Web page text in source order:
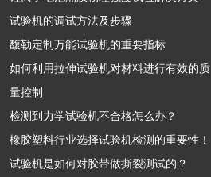
试验机的调试方法及步骤
馥勒定制万能试验机的重要指标
如何利用拉伸试验机对材料进行有效的质
量控制
检测到力学试验机不合格怎么办？
橡胶塑料行业选择试验机检测的重要性！
试验机是如何对胶带做撕裂测试的？